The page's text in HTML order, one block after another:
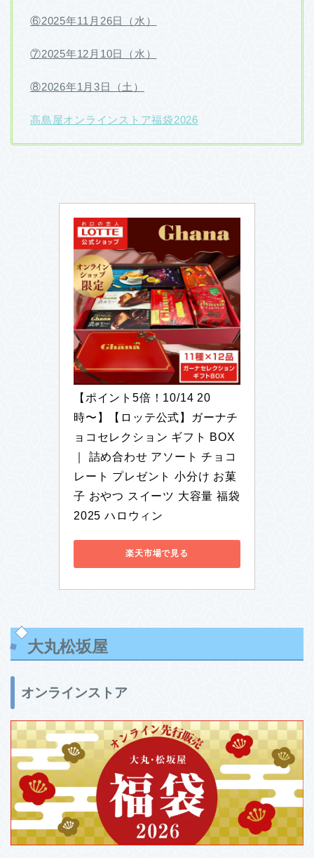
⑥2025年11月26日（水）
⑦2025年12月10日（水）
⑧2026年1月3日（土）
高島屋オンラインストア福袋2026
【ポイント5倍！10/14 20
時〜】【ロッテ公式】ガーナチ
ョコセレクション ギフト BOX
｜ 詰め合わせ アソート チョコ
レート プレゼント 小分け お菓
子 おやつ スイーツ 大容量 福袋
2025 ハロウィン
楽天市場で見る
大丸松坂屋
オンラインストア